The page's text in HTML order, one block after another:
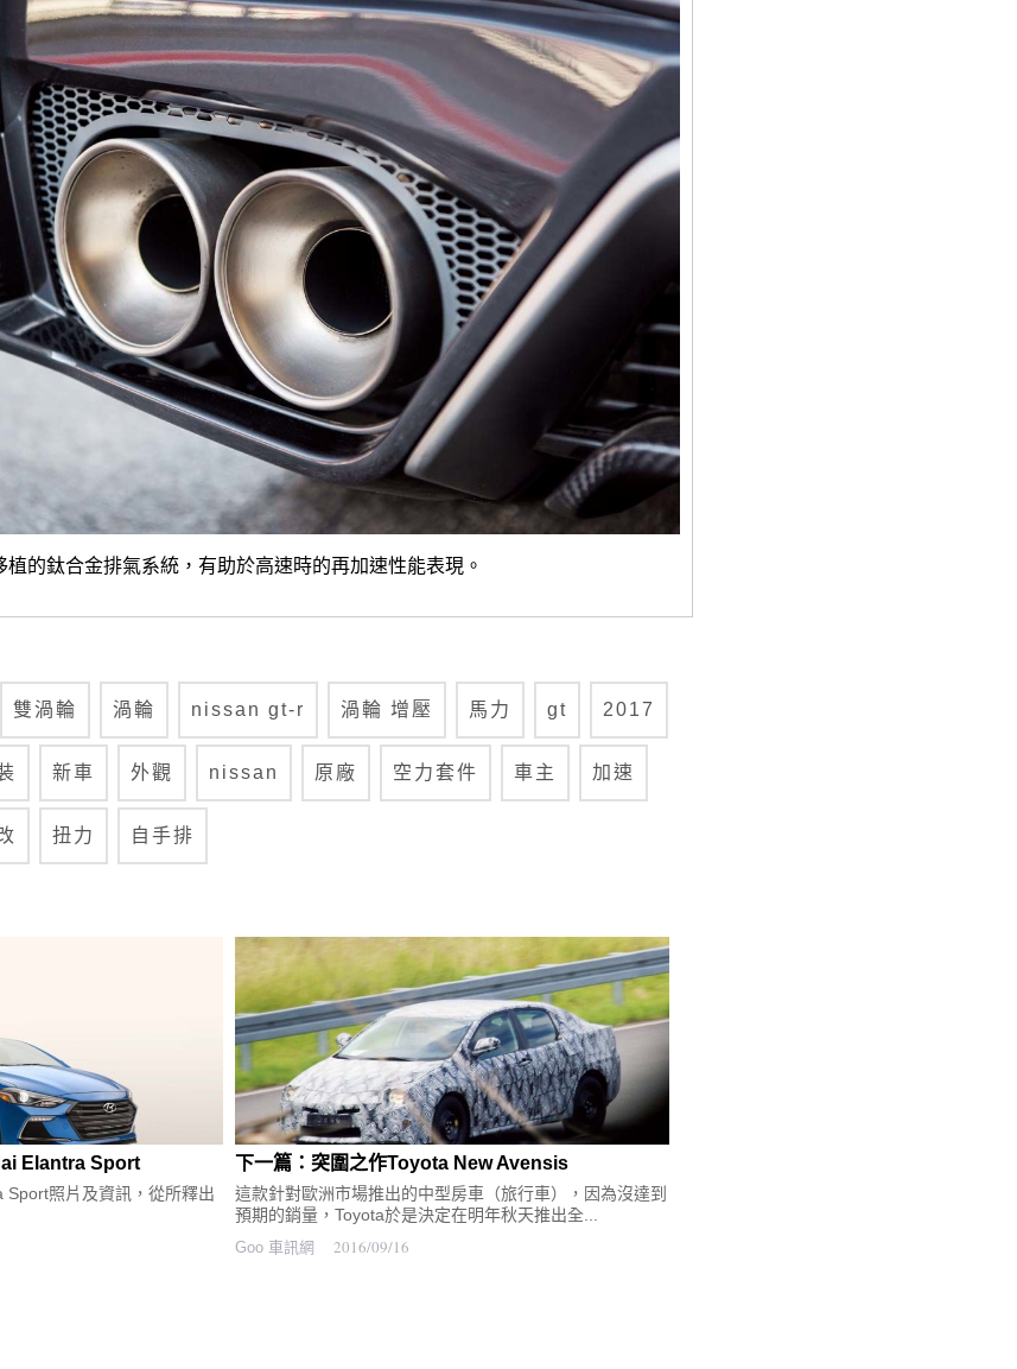
的鈦合金排氣系統，有助於高速時的再加速性能表現。
雙渦輪 渦輪 nissan gt-r 渦輪 增壓 馬力 gt 2017
新車 外觀 nissan 原廠 空力套件 車主 加速
扭力 自手排
Elantra Sport
Sport照片及資訊，從所釋出
下一篇：突圍之作Toyota New Avensis
這款針對歐洲市場推出的中型房車（旅行車），因為沒達到
預期的銷量，Toyota於是決定在明年秋天推出全...
Goo 車訊網 2016/09/16